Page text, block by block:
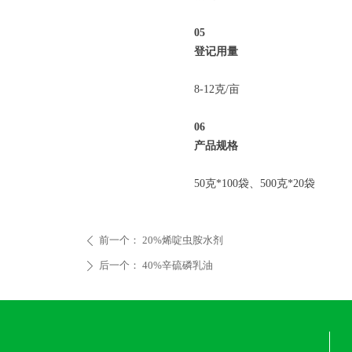
05
登记用量
8-12克/亩
06
产品规格
50克*100袋、500克*20袋
ꄴ 前一个： 20%烯啶虫胺水剂
ꄲ 后一个： 40%辛硫磷乳油